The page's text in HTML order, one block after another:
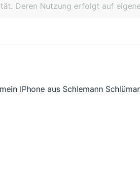
Deren Nutzung erfolgt auf
IPhone aus Schlemann